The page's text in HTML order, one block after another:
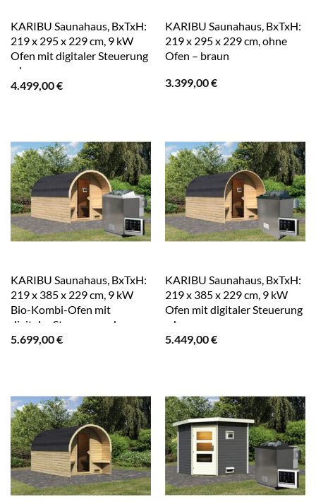
KARIBU Saunahaus, BxTxH:
219 x 295 x 229 cm, 9 kW
Ofen mit digitaler Steuerung
– braun
4.499,00€
KARIBU Saunahaus, BxTxH:
219 x 295 x 229 cm, ohne
Ofen – braun
3.399,00€
KARIBU Saunahaus, BxTxH:
219 x 385 x 229 cm, 9 kW
Bio-Kombi-Ofen mit
digitaler Steuerung – braun
5.699,00€
KARIBU Saunahaus, BxTxH:
219 x 385 x 229 cm, 9 kW
Ofen mit digitaler Steuerung
– braun
5.449,00€